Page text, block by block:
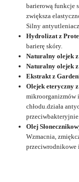
barierową funkcje
zwiększa
Silny antyutleniacz.
Hydrolizat z
barierę skóry.
Naturalny olejek
Naturalny olejek
Ekstrakt z
Olejek eteryczny
mikroorganizmów
chłodu. działa
przeciwbakteryjnie.
Olej
Wzmacnia,
przeciwrodnikowe